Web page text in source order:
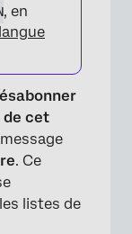
, en
de cet
. Ce
listes de